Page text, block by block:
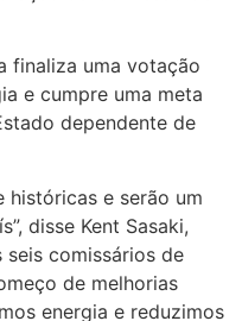
finaliza uma votação
e cumpre uma meta
dependente de
históricas e serão um
disse Kent Sasaki,
comissários de
de melhorias
energia e reduzimos